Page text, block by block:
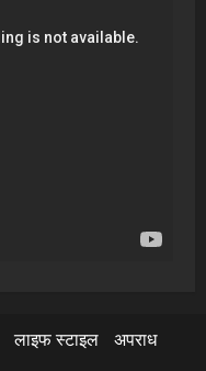
लाइफ स्टाइल
अपराध